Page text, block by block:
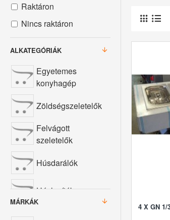
ALKATEGÓRIÁK
Egyetemes
konyhagép
Zöldségszeletelők
Felvágott
szeletelők
Húsdarálók
Húslazítók
MÁRKÁK
Raktáron
Nincs raktáron
4 X GN 1/